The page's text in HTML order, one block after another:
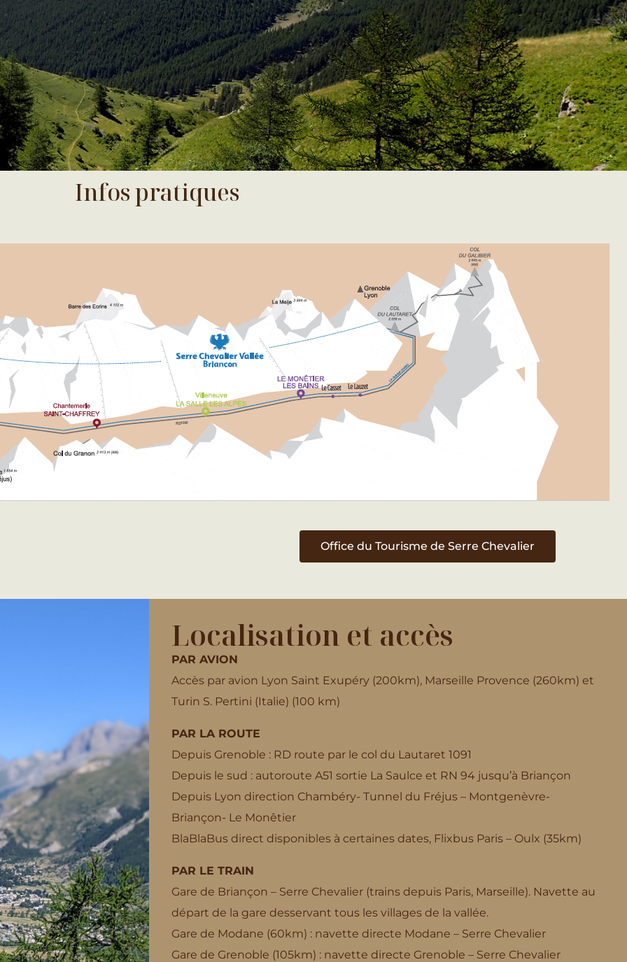
Infos pratiques
Office du Tourisme de Serre Chevalier
Localisation et accès
PAR AVION
Accès par avion Lyon Saint Exupéry (200km), Marseille Provence (260km) et
Turin S. Pertini (Italie) (100 km)
PAR LA ROUTE
Depuis Grenoble : RD route par le col du Lautaret 1091
Depuis le sud : autoroute A51 sortie La Saulce et RN 94 jusqu’à Briançon
Depuis Lyon direction Chambéry- Tunnel du Fréjus – Montgenèvre-
Briançon- Le Monêtier
BlaBlaBus direct disponibles à certaines dates, Flixbus Paris – Oulx (35km)
PAR LE TRAIN
Gare de Briançon – Serre Chevalier (trains depuis Paris, Marseille). Navette au
départ de la gare desservant tous les villages de la vallée.
Gare de Modane (60km) : navette directe Modane – Serre Chevalier
Gare de Grenoble (105km) : navette directe Grenoble – Serre Chevalier